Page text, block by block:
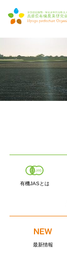
有機JASとは
最新情報